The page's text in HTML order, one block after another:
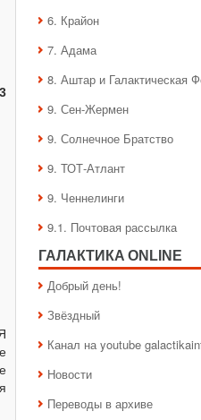
6. Крайон
7. Адама
8. Аштар и Галактическая
9. Сен-Жермен
9. Солнечное Братство
9. ТОТ-Атлант
9. Ченнелинги
9.1. Почтовая рассылка
ГАЛАКТИКA ONLINE
Добрый день!
Звёздный
Канал на youtube
Новости
Переводы в архиве